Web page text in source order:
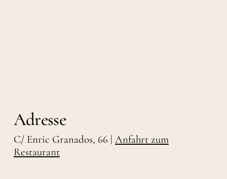
Adresse
C/ Enric Granados, 66 | Anfahrt zum
Restaurant